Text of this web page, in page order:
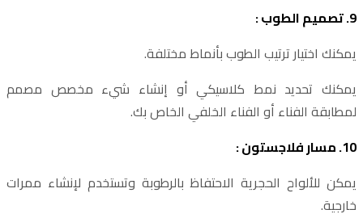
9. تصميم الطوب :
يمكنك اختيار ترتيب الطوب بأنماط مختلفة.
يمكنك تحديد نمط كلاسيكي أو إنشاء شيء مخصص مصمم
لمطابقة الفناء أو الفناء الخلفي الخاص بك.
10. مسار فلاجستون :
يمكن للألواح الحجرية الاحتفاظ بالرطوبة وتستخدم لإنشاء ممرات
خارجية.